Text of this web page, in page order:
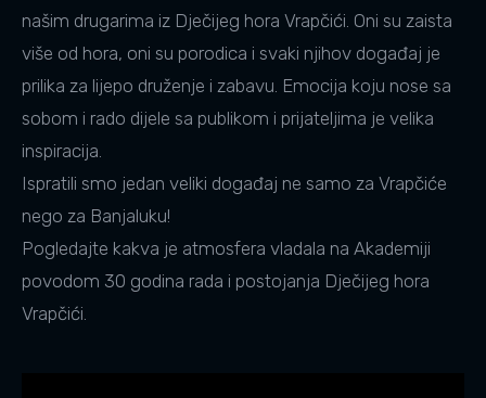
našim drugarima iz Dječijeg hora Vrapčići. Oni su zaista
više od hora, oni su porodica i svaki njihov događaj je
prilika za lijepo druženje i zabavu. Emocija koju nose sa
sobom i rado dijele sa publikom i prijateljima je velika
inspiracija.
Ispratili smo jedan veliki događaj ne samo za Vrapčiće
nego za Banjaluku!
Pogledajte kakva je atmosfera vladala na Akademiji
povodom 30 godina rada i postojanja Dječijeg hora
Vrapčići.